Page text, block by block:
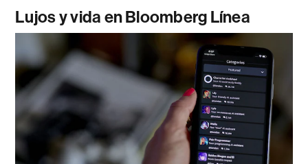
Lujos y vida en Bloomberg Línea